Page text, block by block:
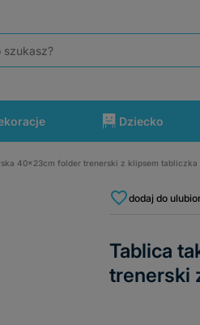
Dziecko
40x23cm folder trenerski z klipsem tabliczka
dodaj do
Tablica
trenerski